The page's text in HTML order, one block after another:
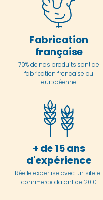
Fabrication
française
70% de nos produits sont de
fabrication française ou
européenne
+ de 15 ans
d'expérience
Réelle expertise avec un site e-
commerce datant de 2010